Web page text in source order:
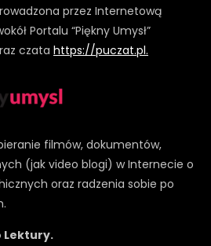
przez Internetową
Portalu “Piękny Umysł”
czata https://puczat.pl.
filmów, dokumentów,
(jak video blogi) w Internecie o
oraz radzenia sobie po
Lektury.